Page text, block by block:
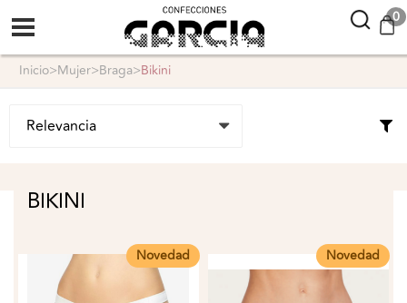
confeccionesgarcia 0
inicio> mujer> braga> bikini
BIKINI
Novedad Novedad